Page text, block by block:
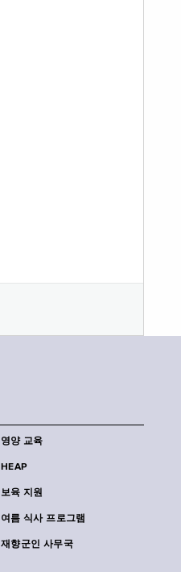
영양 교육
HEAP
보육 지원
여름 식사 프로그램
재향군인 사무국